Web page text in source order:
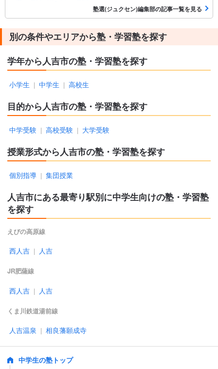
塾選(ジュクセン)編集部の記事一覧を見る
別の条件やエリアから塾・学習塾を探す
学年から人吉市の塾・学習塾を探す
小学生 | 中学生 | 高校生
目的から人吉市の塾・学習塾を探す
中学受験 | 高校受験 | 大学受験
授業形式から人吉市の塾・学習塾を探す
個別指導 | 集団授業
人吉市にある最寄り駅別に中学生向けの塾・学習塾
を探す
えびの高原線
西人吉 | 人吉
JR肥薩線
西人吉 | 人吉
くま川鉄道湯前線
人吉温泉 | 相良藩願成寺
中学生の塾トップ